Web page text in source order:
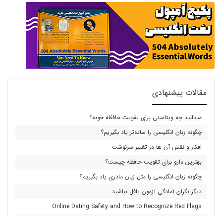
مقالات پیشنهادی
میدانید چه ویتامینی برای تقویت حافظه خوبه؟
چگونه زبان انگلیسی را ساده‌تر یاد بگیریم؟
افکار و نقش آن ها در تغییر سرنوشت
بهترین دارو برای تقویت حافظه چیست؟
چگونه زبان انگلیسی را مثل زبان مادری یاد بگیریم؟
دیگر نگران آمادگی آزمون تافل نباشید
Online Dating Safety and How to Recognize Red Flags